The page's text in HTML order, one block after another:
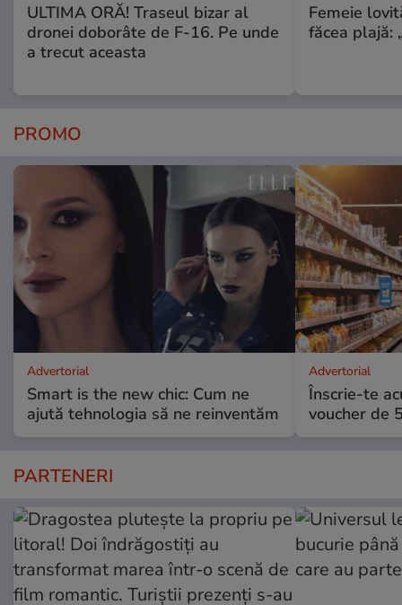
ULTIMA ORĂ! Traseul bizar al
dronei doborâte de F-16. Pe unde
a trecut aceasta
Femeie
făcea plajă:
PROMO
Advertorial
Smart is the new chic: Cum ne
ajută tehnologia să ne reinventăm
Advertorial
Înscrie-te
voucher de
PARTENERI